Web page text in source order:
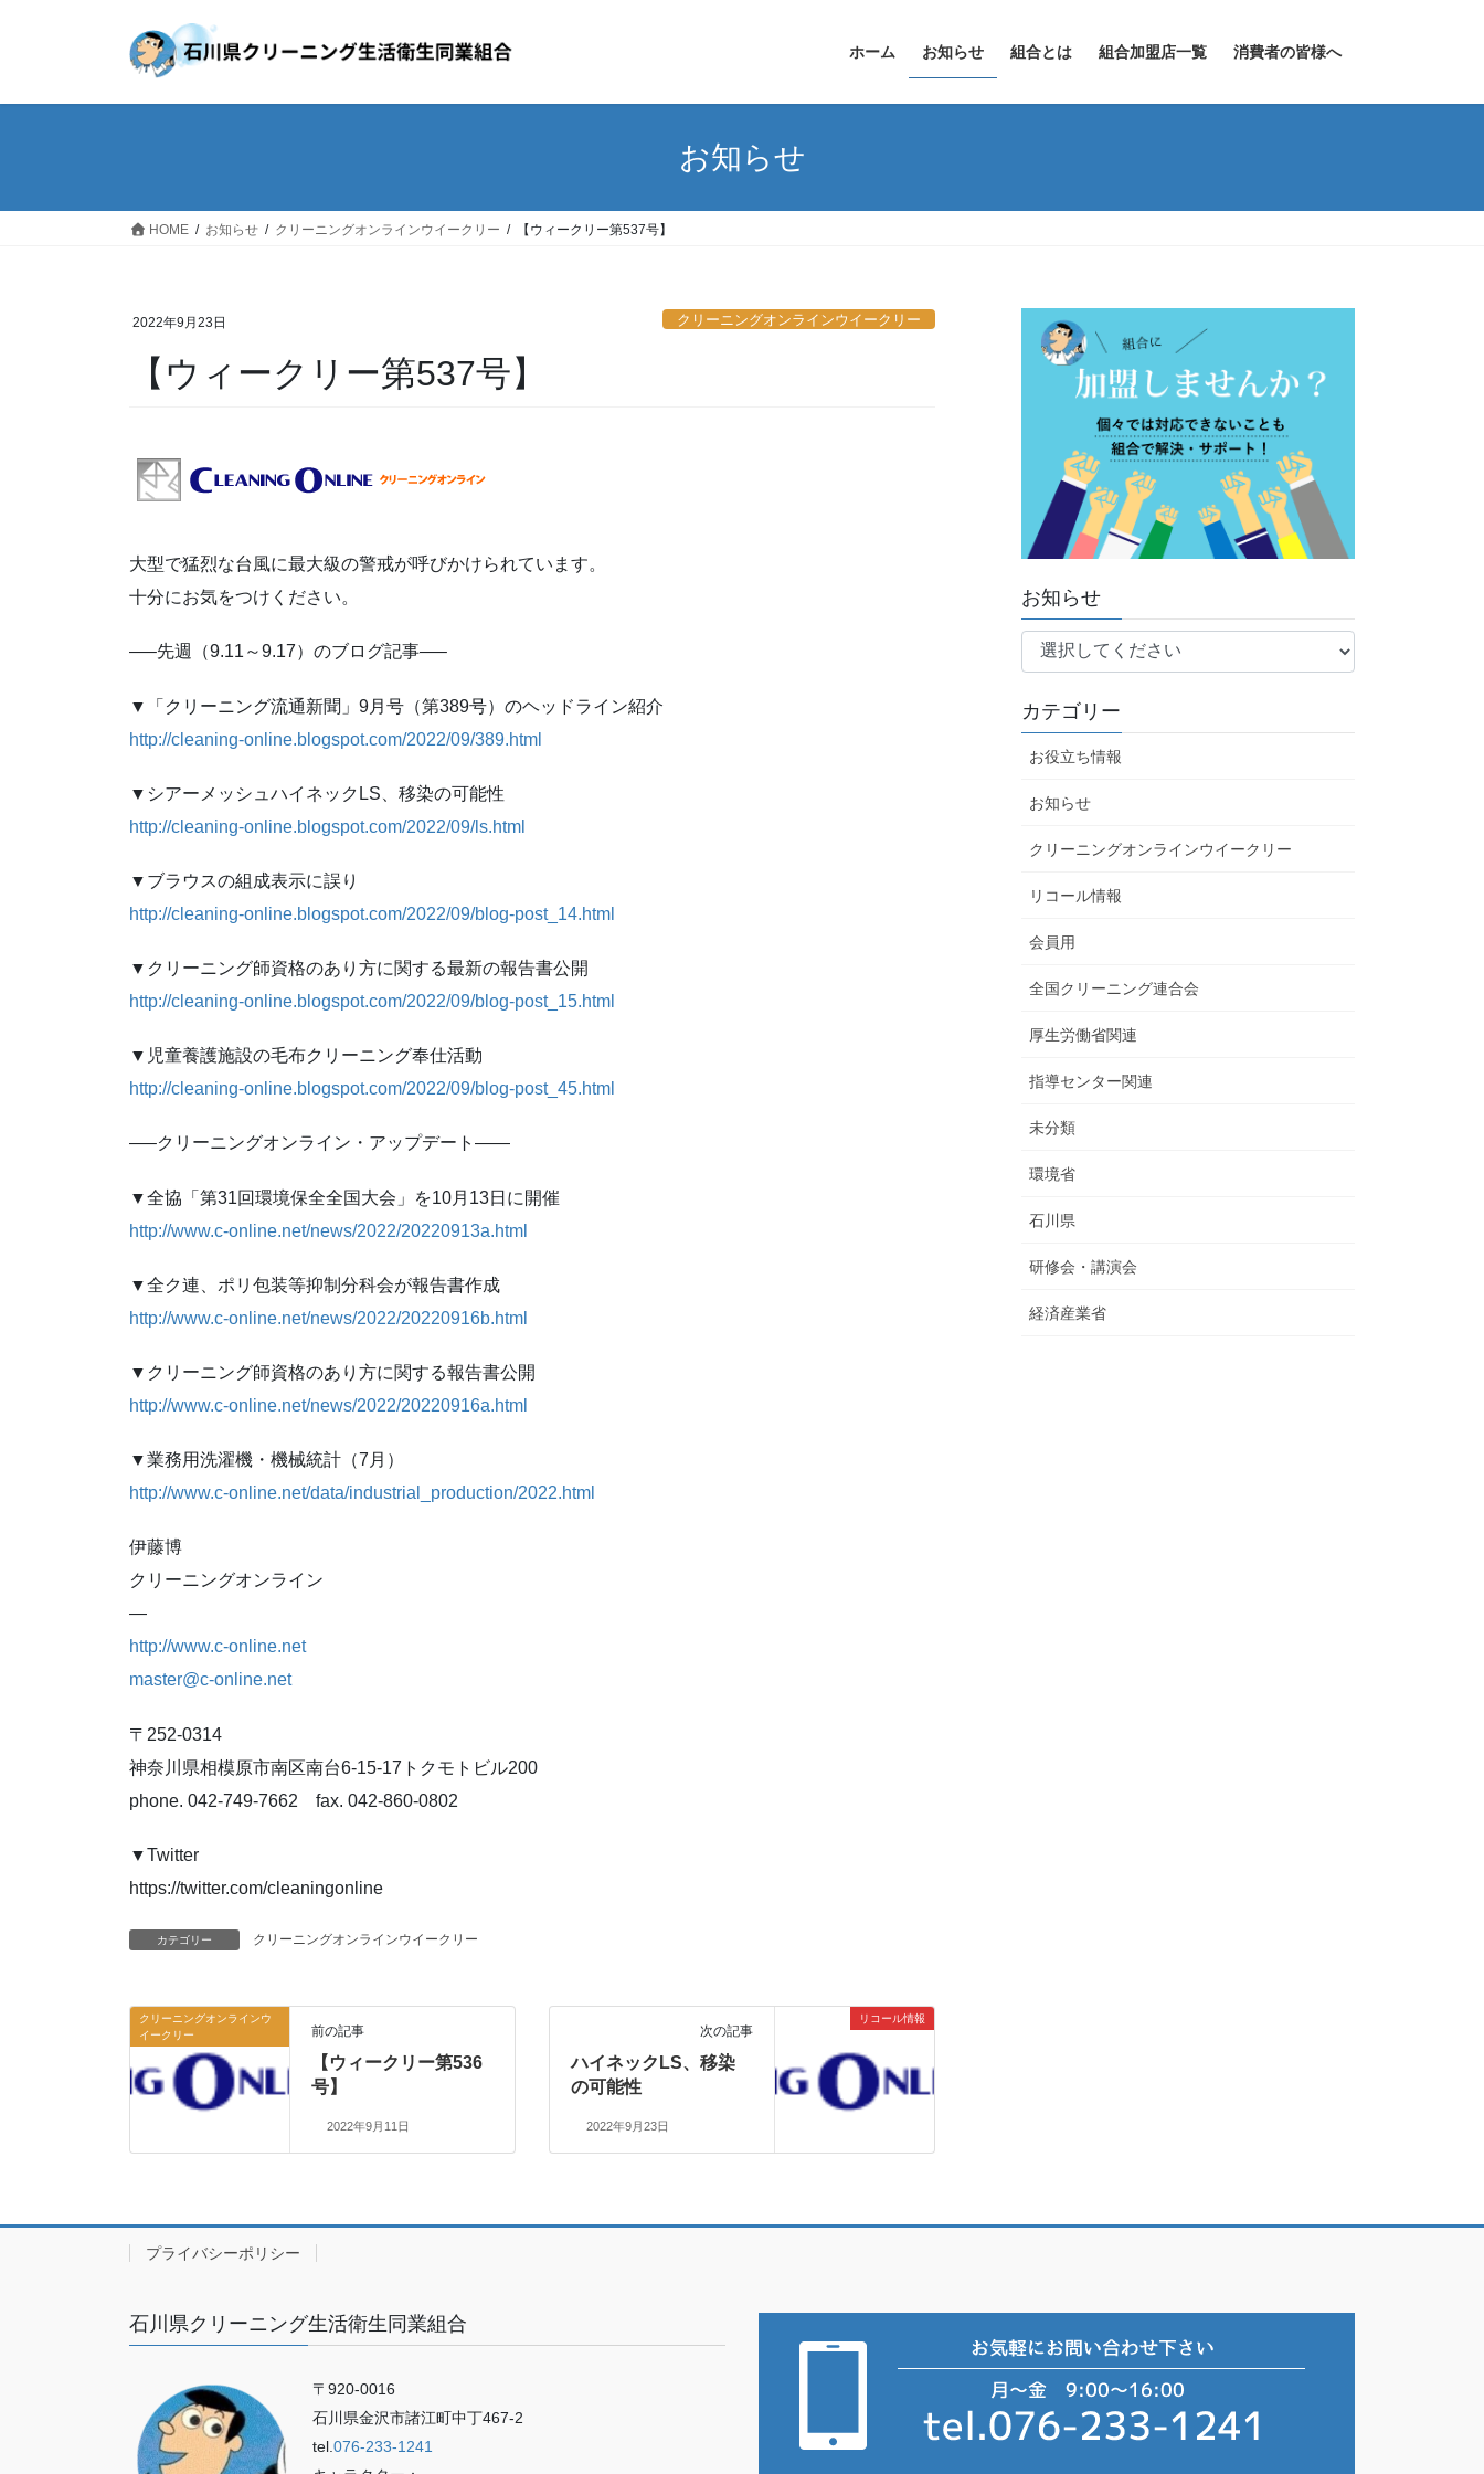
ホーム お知らせ 組合とは 組合加盟店一覧 消費者の皆様へ
お知らせ
HOME お知らせ クリーニングオンラインウイークリー 【ウィークリー第537号】
2022年9月23日 クリーニングオンラインウイークリー
【ウィークリー第537号】
大型で猛烈な台風に最大級の警戒が呼びかけられています。
十分にお気をつけください。
—–先週（9.11～9.17）のブログ記事—–
▼「クリーニング流通新聞」9月号（第389号）のヘッドライン紹介
http://cleaning-online.blogspot.com/2022/09/389.html
▼シアーメッシュハイネックLS、移染の可能性
http://cleaning-online.blogspot.com/2022/09/ls.html
▼ブラウスの組成表示に誤り
http://cleaning-online.blogspot.com/2022/09/blog-post_14.html
▼クリーニング師資格のあり方に関する最新の報告書公開
http://cleaning-online.blogspot.com/2022/09/blog-post_15.html
▼児童養護施設の毛布クリーニング奉仕活動
http://cleaning-online.blogspot.com/2022/09/blog-post_45.html
—–クリーニングオンライン・アップデート——
▼全協「第31回環境保全全国大会」を10月13日に開催
http://www.c-online.net/news/2022/20220913a.html
▼全ク連、ポリ包装等抑制分科会が報告書作成
http://www.c-online.net/news/2022/20220916b.html
▼クリーニング師資格のあり方に関する報告書公開
http://www.c-online.net/news/2022/20220916a.html
▼業務用洗濯機・機械統計（7月）
http://www.c-online.net/data/industrial_production/2022.html
伊藤博
クリーニングオンライン
—
http://www.c-online.net
master@c-online.net
〒252-0314
神奈川県相模原市南区南台6-15-17トクモトビル200
phone. 042-749-7662 fax. 042-860-0802
▼Twitter
https://twitter.com/cleaningonline
カテゴリー クリーニングオンラインウイークリー
クリーニングオンラインウ
イークリー
前の記事
【ウィークリー第536
号】
2022年9月11日
リコール情報
次の記事
ハイネックLS、移染
の可能性
2022年9月23日
お知らせ
カテゴリー
お役立ち情報
お知らせ
クリーニングオンラインウイークリー
リコール情報
会員用
全国クリーニング連合会
厚生労働省関連
指導センター関連
未分類
環境省
石川県
研修会・講演会
経済産業省
プライバシーポリシー
石川県クリーニング生活衛生同業組合
〒920-0016
石川県金沢市諸江町中丁467-2
tel. 076-233-1241